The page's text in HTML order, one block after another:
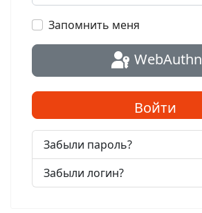
Запомнить меня
WebAuthn
Войти
Забыли пароль?
Забыли логин?